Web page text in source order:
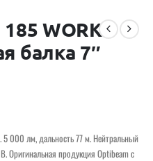
WORK
балка 7″
5 000 лм, дальность 77 м. Нейтральный
Оригинальная продукция Optibeam с